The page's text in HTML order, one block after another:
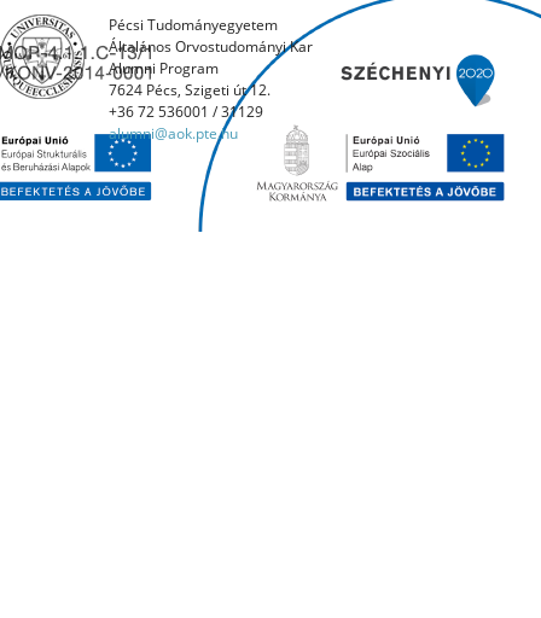
Pécsi Tudományegyetem
Általános Orvostudományi Kar
Alumni Program
7624 Pécs, Szigeti út 12.
+36 72 536001 / 31129
alumni@aok.pte.hu